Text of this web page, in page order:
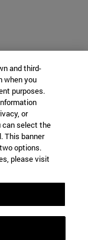
and third-
when you
purposes.
or
can select the
This banner
options.
please visit